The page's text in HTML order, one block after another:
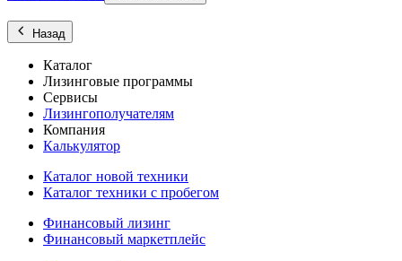
Назад
Каталог
Лизинговые программы
Сервисы
Лизингополучателям
Компания
Калькулятор
Каталог новой техники
Каталог техники с пробегом
Финансовый лизинг
Финансовый маркетплейс